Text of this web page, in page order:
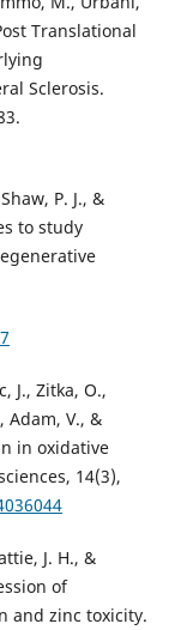
Translational
Sclerosis.
P. J., &
to study
J., Zitka, O.,
Adam, V., &
in oxidative
14(3),
J. H., &
of
and zinc toxicity.